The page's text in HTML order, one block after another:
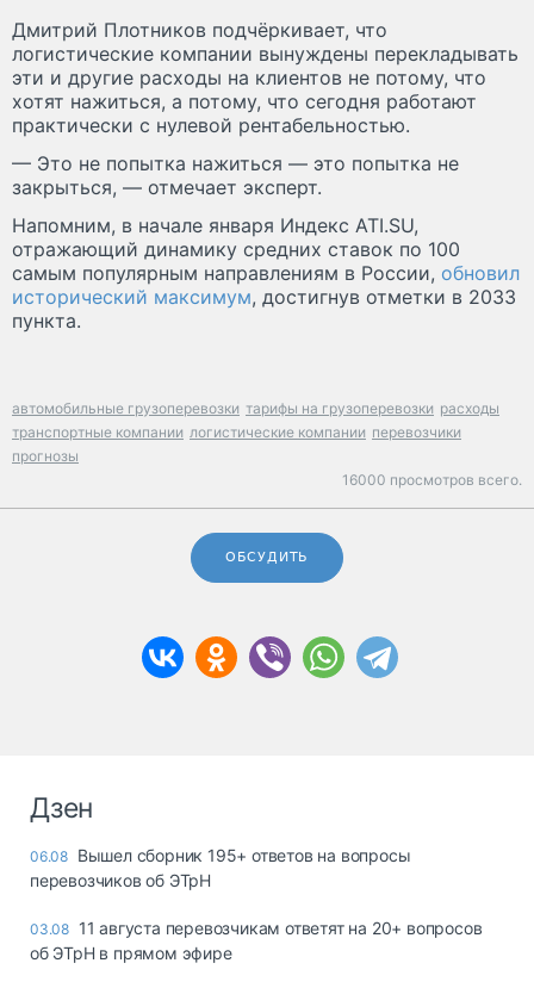
Дмитрий Плотников подчёркивает, что
логистические компании вынуждены перекладывать
эти и другие расходы на клиентов не потому, что
хотят нажиться, а потому, что сегодня работают
практически с нулевой рентабельностью.
— Это не попытка нажиться — это попытка не
закрыться, — отмечает эксперт.
Напомним, в начале января Индекс ATI.SU,
отражающий динамику средних ставок по 100
самым популярным направлениям в России, обновил
исторический максимум, достигнув отметки в 2033
пункта.
автомобильные грузоперевозки тарифы на грузоперевозки расходы
транспортные компании логистические компании перевозчики
прогнозы
16000 просмотров всего.
ОБСУДИТЬ
Дзен
06.08 Вышел сборник 195+ ответов на вопросы
перевозчиков об ЭТрН
03.08 11 августа перевозчикам ответят на 20+ вопросов
об ЭТрН в прямом эфире